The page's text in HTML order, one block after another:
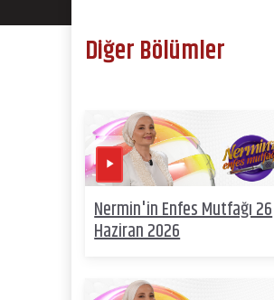
Diğer Bölümler
Nermin'in Enfes Mutfağı 26
Haziran 2026